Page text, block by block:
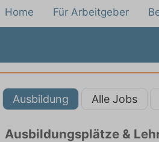
Home Für Arbeitgeber
Ausbildung Alle Jobs
Ausbildungsplätze &